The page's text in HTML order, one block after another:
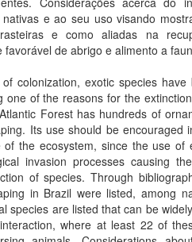
e ao seu uso visando
e como aliadas na
de abrigo e alimento a
colonization, exotic species
one of the reasons for the
Forest has hundreds of
Its use should be encouraged
the ecosystem, since the use of
invasion processes causing
of species. Through
in Brazil were listed, among
species are listed that can be
where at least 22 of